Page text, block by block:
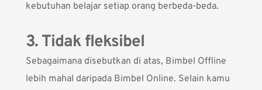
kebutuhan belajar setiap orang berbeda-beda.
3. Tidak fleksibel
Sebagaimana disebutkan di atas, Bimbel Offline
lebih mahal daripada Bimbel Online. Selain kamu